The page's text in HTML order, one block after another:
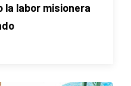
labor misionera